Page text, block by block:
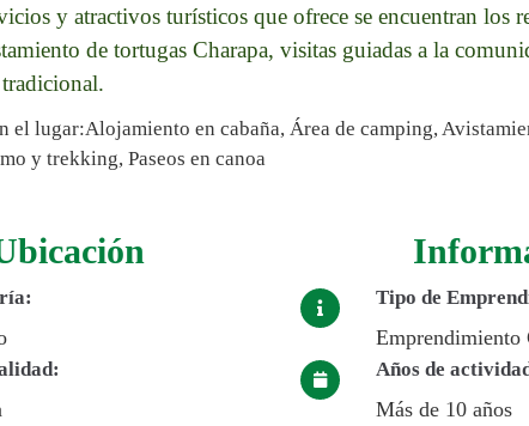
y atractivos turísticos que ofrece se encuentran los
de tortugas Charapa, visitas guiadas a la
el lugar:Alojamiento en cabaña, Área de camping,
y trekking, Paseos en canoa
Tipo de
Emprendimiento
Años de
Más de 10 años